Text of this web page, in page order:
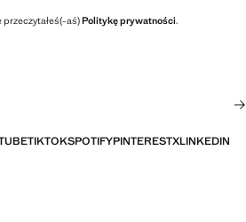
aś)Politykę prywatności.
TIKTOKSPOTIFYPINTERESTXLINKEDIN